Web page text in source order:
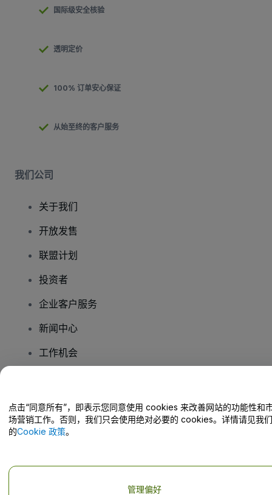
国际级安全核验
透明定价
100% 订单安心保证
从始至终的客户服务
我们公司
关于我们
开放发售
联盟计划
投资者
企业客户服务
新闻中心
工作机会
帮助中心 / 联系我们
点击“同意所有”，即表示您同意使用 cookies 来改善网站的功能性和
场营销工作。否则，我们只会使用绝对必要的 cookies。详情请见我们
的Cookie 政策。
管理偏好